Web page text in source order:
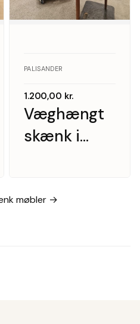
Væghængt
skænk i
og skuffer
PALISANDER
1.200,00 kr.
møbler →